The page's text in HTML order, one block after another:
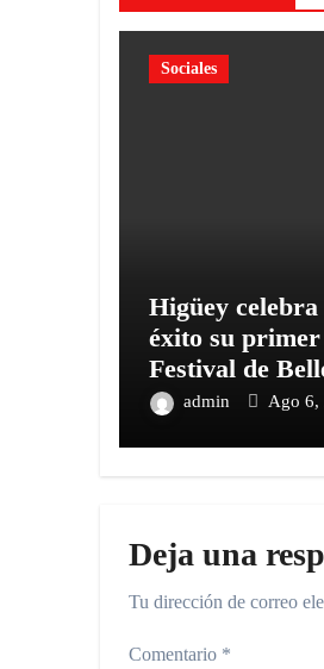
Sociales
Higüey celebra
éxito su primer
Festival de
admin Ago 6,
Deja una
Tu dirección de correo
Comentario *